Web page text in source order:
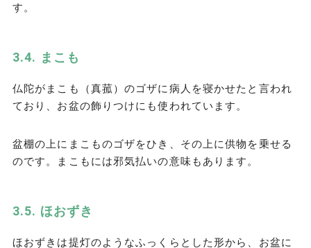
す。
まこも
仏陀がまこも（真菰）のゴザに病人を寝かせたと言われ
ており、お盆の飾りつけにも使われています。
盆棚の上にまこものゴザをひき、その上に供物を乗せる
のです。まこもには邪気払いの意味もあります。
ほおずき
ほおずきは提灯のようなふっくらとした形から、お盆に